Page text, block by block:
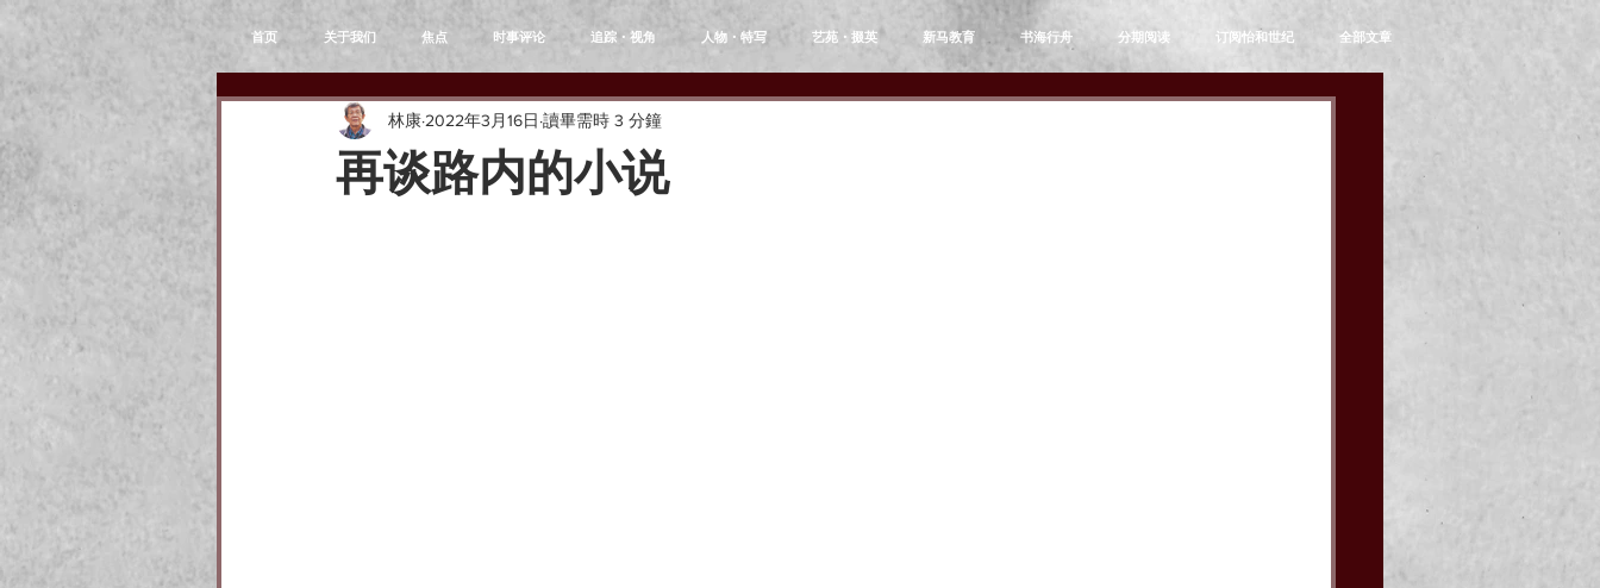
首页 关于我们 焦点 时事评论 追踪・视角 人物・特写 艺苑・掇英 新马教育 书海行舟 分期阅读 订阅怡和世纪 全部文章
再谈路内的小说
林康 2022年3月16日 讀畢需時 3 分鐘